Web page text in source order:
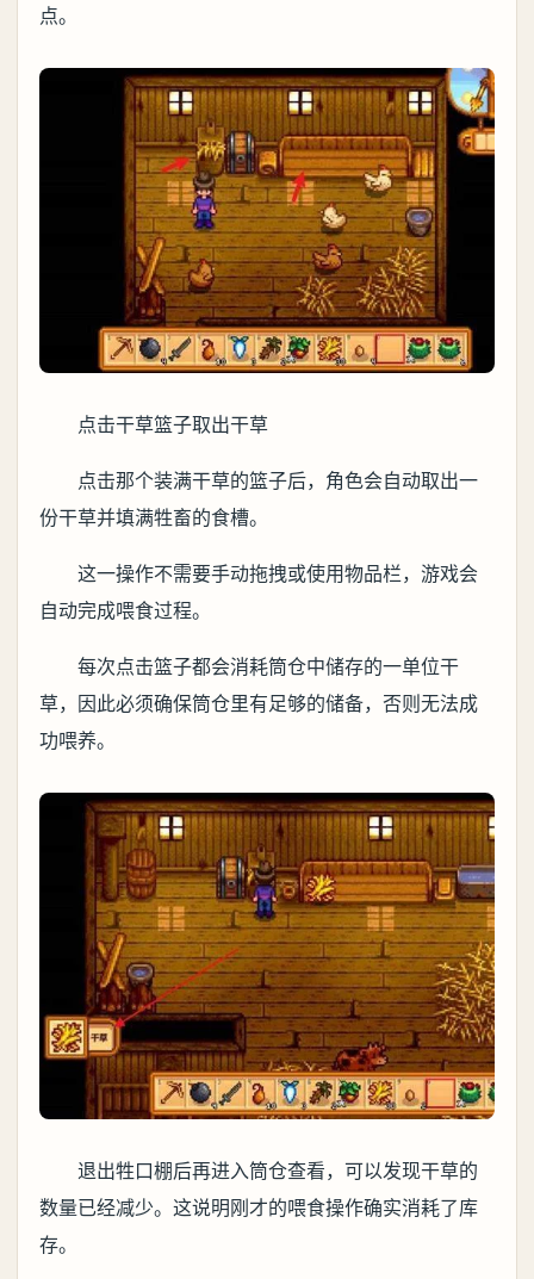
点。
点击干草篮子取出干草
点击那个装满干草的篮子后，角色会自动取出一
份干草并填满牲畜的食槽。
这一操作不需要手动拖拽或使用物品栏，游戏会
自动完成喂食过程。
每次点击篮子都会消耗筒仓中储存的一单位干
草，因此必须确保筒仓里有足够的储备，否则无法成
功喂养。
退出牲口棚后再进入筒仓查看，可以发现干草的
数量已经减少。这说明刚才的喂食操作确实消耗了库
存。